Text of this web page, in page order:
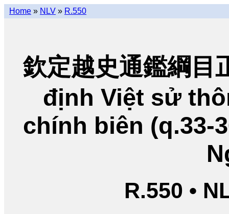
Home » NLV » R.550
欽定越史通鑑綱目
định Việt sử
chính biên (q.33-
R.550 •